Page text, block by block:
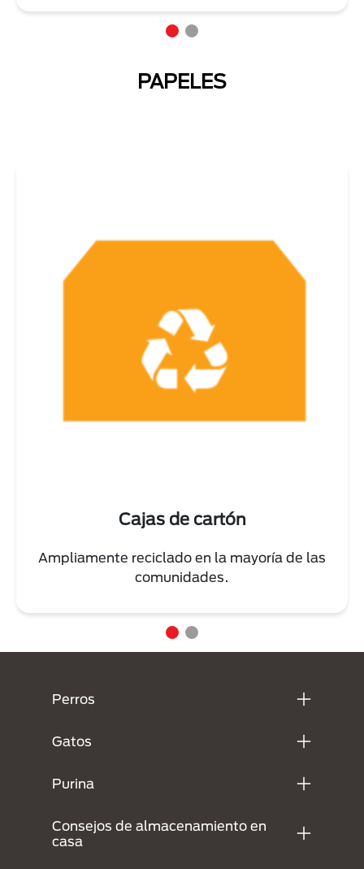
PAPELES
Cajas de cartón
Ampliamente reciclado en la mayoría de las
comunidades.
Perros
Gatos
Purina
Consejos de almacenamiento en
casa